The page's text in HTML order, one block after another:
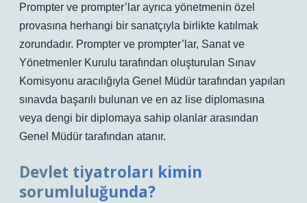
Prompter ve prompter’lar ayrıca yönetmenin özel
provasına herhangi bir sanatçıyla birlikte katılmak
zorundadır. Prompter ve prompter’lar, Sanat ve
Yönetmenler Kurulu tarafından oluşturulan Sınav
Komisyonu aracılığıyla Genel Müdür tarafından yapılan
sınavda başarılı bulunan ve en az lise diplomasına
veya dengi bir diplomaya sahip olanlar arasından
Genel Müdür tarafından atanır.
Devlet tiyatroları kimin
sorumluluğunda?